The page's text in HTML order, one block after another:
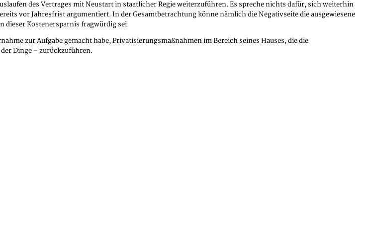
des Vertrages mit Neustart in staatlicher Regie weiterzuführen. Es spreche nichts dafür, sich weiterhin
vor Jahresfrist argumentiert. In der Gesamtbetrachtung könne nämlich die Negativseite die ausgewiesene
dieser Kostenersparnis fragwürdig sei.
zur Aufgabe gemacht habe, Privatisierungsmaßnahmen im Bereich seines Hauses, die die
Dinge – zurückzuführen.